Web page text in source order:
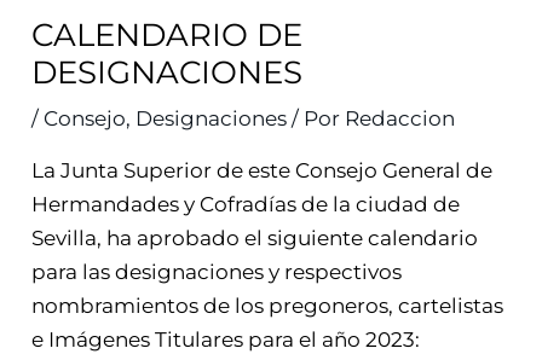
CALENDARIO DE
DESIGNACIONES
/ Consejo, Designaciones / Por Redaccion
La Junta Superior de este Consejo General de
Hermandades y Cofradías de la ciudad de
Sevilla, ha aprobado el siguiente calendario
para las designaciones y respectivos
nombramientos de los pregoneros, cartelistas
e Imágenes Titulares para el año 2023: